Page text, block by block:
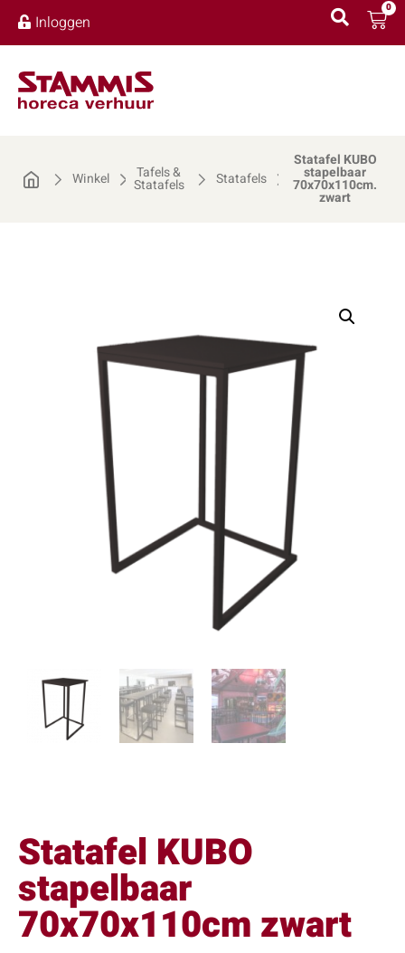
Inloggen
0
Winkel Tafels &
Statafels Statafels
Statafel KUBO
stapelbaar
70x70x110cm.
zwart
Statafel KUBO
stapelbaar
70x70x110cm zwart